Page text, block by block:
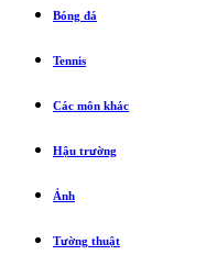
Bóng đá
Tennis
Các môn khác
Hậu trường
Ảnh
Tường thuật